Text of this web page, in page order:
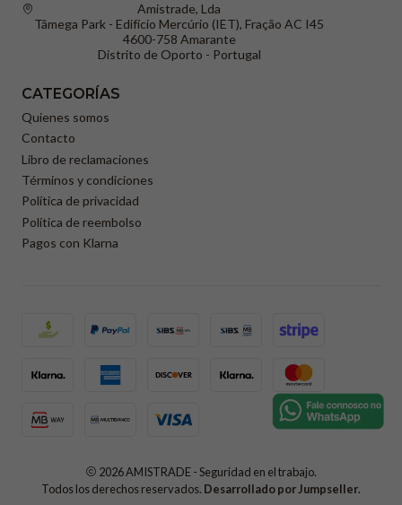
Amistrade, Lda
Tâmega Park - Edifício Mercúrio (IET), Fração AC I45
4600-758 Amarante
Distrito de Oporto - Portugal
CATEGORÍAS
Quienes somos
Contacto
Libro de reclamaciones
Términos y condiciones
Política de privacidad
Política de reembolso
Pagos con Klarna
2026 AMISTRADE - Seguridad en el trabajo.
Todos los derechos reservados. Desarrollado por Jumpseller.